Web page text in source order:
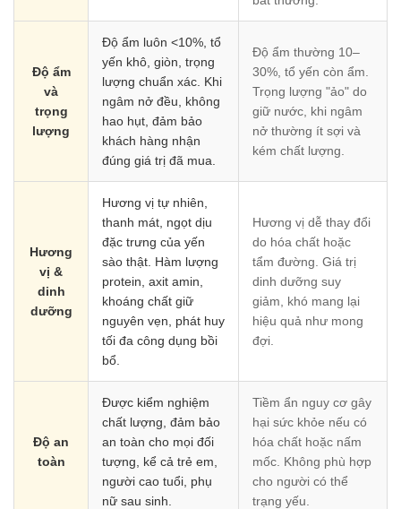
Độ ẩm
và
trọng
lượng
Độ ẩm luôn <10%, tổ
yến khô, giòn, trọng
lượng chuẩn xác. Khi
ngâm nở đều, không
hao hụt, đảm bảo
khách hàng nhận
đúng giá trị đã mua.
Độ ẩm thường 10–
30%, tổ yến còn ẩm.
Trọng lượng "ảo" do
giữ nước, khi ngâm
nở thường ít sợi và
kém chất lượng.
Hương
vị &
dinh
dưỡng
Hương vị tự nhiên,
thanh mát, ngọt dịu
đặc trưng của yến
sào thật. Hàm lượng
protein, axit amin,
khoáng chất giữ
nguyên vẹn, phát huy
tối đa công dụng bồi
bổ.
Hương vị dễ thay đổi
do hóa chất hoặc
tẩm đường. Giá trị
dinh dưỡng suy
giảm, khó mang lại
hiệu quả như mong
đợi.
Độ an
toàn
Được kiểm nghiệm
chất lượng, đảm bảo
an toàn cho mọi đối
tượng, kể cả trẻ em,
người cao tuổi, phụ
nữ sau sinh.
Tiềm ẩn nguy cơ gây
hại sức khỏe nếu có
hóa chất hoặc nấm
mốc. Không phù hợp
cho người có thể
trạng yếu.